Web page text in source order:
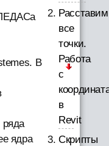
В
ряда
ядра
Расставим
все
точки.
Работа
с
в
Revit
Скрипты